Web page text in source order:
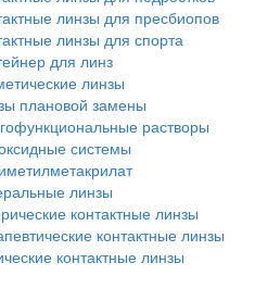
линзы для пресбиопов
линзы для спорта
для линз
линзы
плановой замены
растворы
системы
линзы
контактные линзы
контактные линзы
контактные линзы